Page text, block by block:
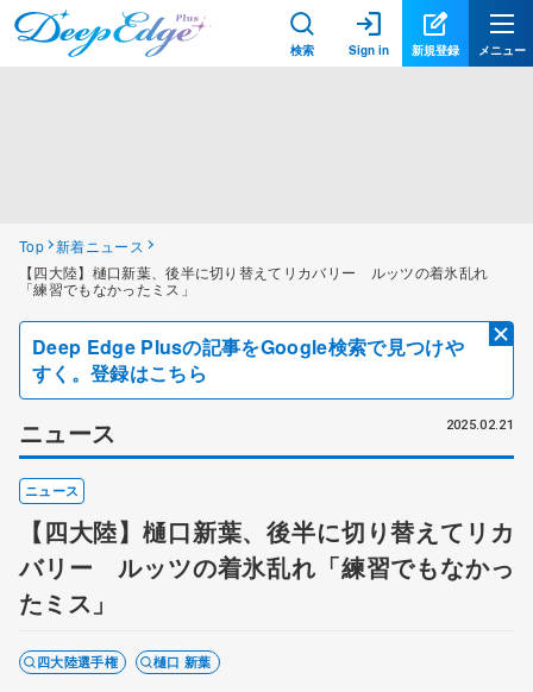
検索 Sign in 新規登録 メニュー
Top 新着ニュース
【四大陸】樋口新葉、後半に切り替えてリカバリー ルッツの着氷乱れ
「練習でもなかったミス」
Deep Edge Plusの記事をGoogle検索で見つけや
すく。登録はこちら
ニュース 2025.02.21
ニュース
【四大陸】樋口新葉、後半に切り替えてリカ
バリー ルッツの着氷乱れ「練習でもなかっ
たミス」
四大陸選手権 樋口 新葉